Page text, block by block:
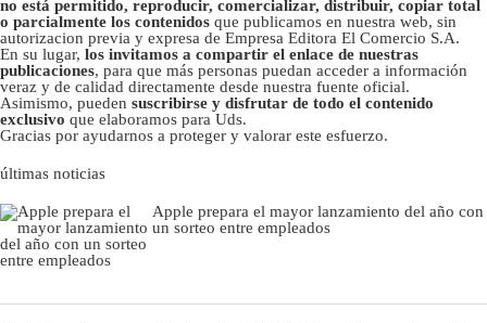
no está permitido, reproducir, comercializar, distribuir, copiar total
o parcialmente los contenidos que publicamos en nuestra web, sin
autorizacion previa y expresa de Empresa Editora El Comercio S.A.
En su lugar, los invitamos a compartir el enlace de nuestras
publicaciones, para que más personas puedan acceder a información
veraz y de calidad directamente desde nuestra fuente oficial.
Asimismo, pueden suscribirse y disfrutar de todo el contenido
exclusivo que elaboramos para Uds.
Gracias por ayudarnos a proteger y valorar este esfuerzo.
últimas noticias
Apple prepara el mayor lanzamiento del año con
un sorteo entre empleados